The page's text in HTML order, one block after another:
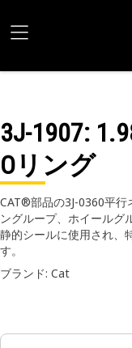
3J-1907:
Oリング
CAT®部品の3J-0360平行
ングループ、ホイールグ
静的シールに使用され、
す。
ブランド: Cat